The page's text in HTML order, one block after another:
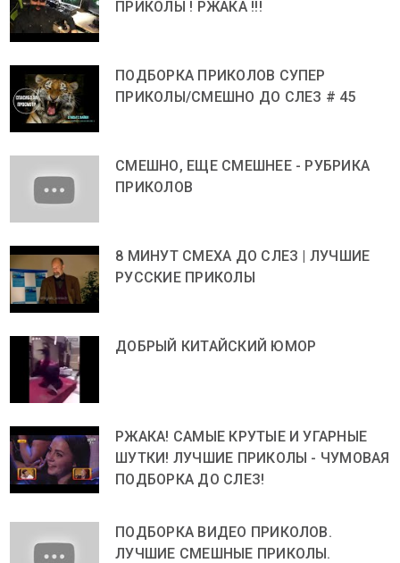
ПРИКОЛЫ ! РЖАКА !!!
ПОДБОРКА ПРИКОЛОВ СУПЕР
ПРИКОЛЫ/СМЕШНО ДО СЛЕЗ # 45
СМЕШНО, ЕЩЕ СМЕШНЕЕ - РУБРИКА
ПРИКОЛОВ
8 МИНУТ СМЕХА ДО СЛЕЗ | ЛУЧШИЕ
РУССКИЕ ПРИКОЛЫ
ДОБРЫЙ КИТАЙСКИЙ ЮМОР
РЖАКА! САМЫЕ КРУТЫЕ И УГАРНЫЕ
ШУТКИ! ЛУЧШИЕ ПРИКОЛЫ - ЧУМОВАЯ
ПОДБОРКА ДО СЛЕЗ!
ПОДБОРКА ВИДЕО ПРИКОЛОВ.
ЛУЧШИЕ СМЕШНЫЕ ПРИКОЛЫ.